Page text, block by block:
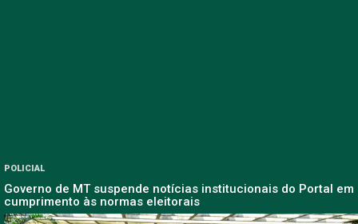
POLICIAL
Governo de MT suspende notícias institucionais do Portal em
cumprimento às normas eleitorais